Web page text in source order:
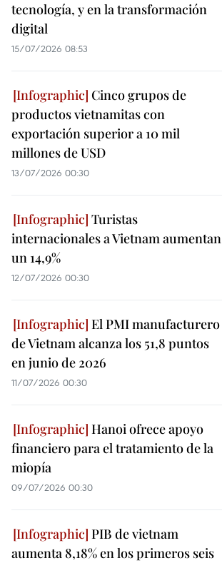
tecnología, y en la transformación
digital
15/07/2026 08:53
Cinco grupos de
productos vietnamitas con
exportación superior a 10 mil
millones de USD
13/07/2026 00:30
Turistas
internacionales a Vietnam aumentan
un 14,9%
12/07/2026 00:30
El PMI manufacturero
de Vietnam alcanza los 51,8 puntos
en junio de 2026
11/07/2026 00:30
Hanoi ofrece apoyo
financiero para el tratamiento de la
miopía
09/07/2026 00:30
PIB de vietnam
aumenta 8,18% en los primeros seis